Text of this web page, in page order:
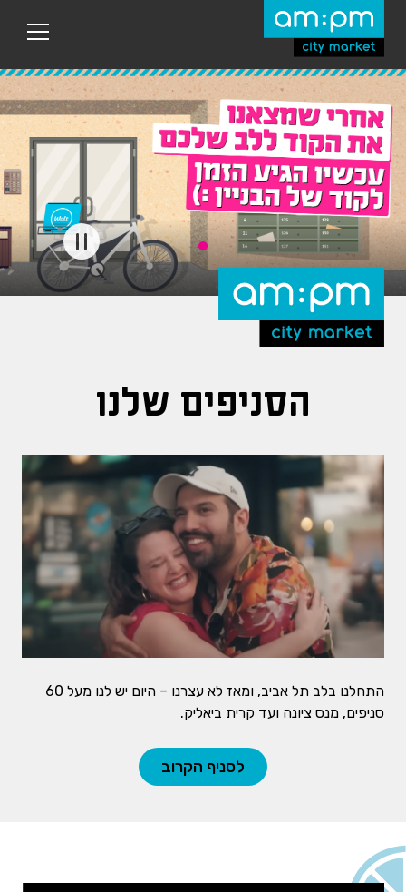
לתוכן
הראשי
התחלנו בלב תל אביב, ומאז לא עצרנו – היום יש לנו מעל 60
סניפים, מנס ציונה ועד קרית ביאליק.
לסניף הקרוב
הסניפים שלנו